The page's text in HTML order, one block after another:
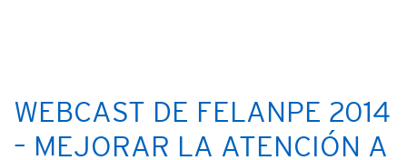
WEBCAST DE FELANPE 2014
– MEJORAR LA ATENCIÓN A